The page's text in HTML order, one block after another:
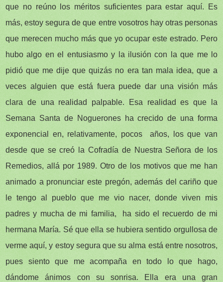
que no reúno los méritos suficientes para estar aquí. Es
más, estoy segura de que entre vosotros hay otras personas
que merecen mucho más que yo ocupar este estrado. Pero
hubo algo en el entusiasmo y la ilusión con la que me lo
pidió que me dije que quizás no era tan mala idea, que a
veces alguien que está fuera puede dar una visión más
clara de una realidad palpable. Esa realidad es que la
Semana Santa de Noguerones ha crecido de una forma
exponencial en, relativamente, pocos años, los que van
desde que se creó la Cofradía de Nuestra Señora de los
Remedios, allá por 1989. Otro de los motivos que me han
animado a pronunciar este pregón, además del cariño que
le tengo al pueblo que me vio nacer, donde viven mis
padres y mucha de mi familia, ha sido el recuerdo de mi
hermana María. Sé que ella se hubiera sentido orgullosa de
verme aquí, y estoy segura que su alma está entre nosotros,
pues siento que me acompaña en todo lo que hago,
dándome ánimos con su sonrisa. Ella era una gran